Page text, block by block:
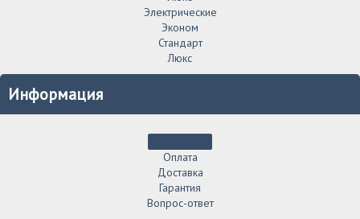
Электрические
Эконом
Стандарт
Люкс
Информация
Оплата
Доставка
Гарантия
Вопрос-ответ